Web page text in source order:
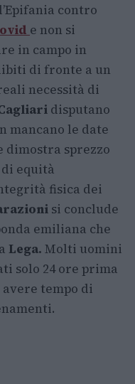
contro
e non si
in campo in
di fronte a un
necessità di
disputano
mancano le date
sprezzo
equità
fisica dei
si conclude
emiliana che
Lega. Molti uomini
solo 24 ore prima
tempo di